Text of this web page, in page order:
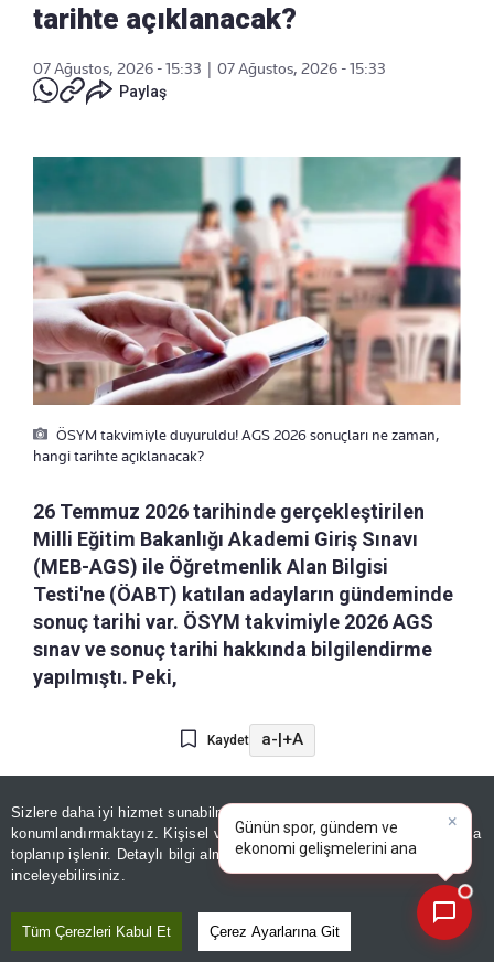
Sizlere daha iyi hizmet sunabilmek adına sitemizde
konumlandırmaktayız. Kişisel verileriniz, KVKK ve GDPR kapsamında
toplanıp işlenir. Detaylı bilgi almak içinAydınlatma Metnimizi
inceleyebilirsiniz.
Tüm Çerezleri Kabul Et Çerez Ayarlarına Git
tarihte açıklanacak?
07 Ağustos, 2026 - 15:33
07 Ağustos, 2026 - 15:33
Paylaş
ÖSYM takvimiyle duyuruldu! AGS 2026 sonuçları ne zaman,
hangi tarihte açıklanacak?
26 Temmuz 2026 tarihinde gerçekleştirilen
Milli Eğitim Bakanlığı Akademi Giriş Sınavı
(MEB-AGS) ile Öğretmenlik Alan Bilgisi
Testi'ne (ÖABT) katılan adayların gündeminde
sonuç tarihi var. ÖSYM takvimiyle 2026 AGS
sınav ve sonuç tarihi hakkında bilgilendirme
yapılmıştı. Peki,
Kaydet a-|+A
2026 Milli Eğitim Bakanlığı Akademi Giriş Sınavı
(MEB-AGS), 26 Temmuz 2026 tarihinde Türkiye
genelinde yapıldı. Sınav telaşı yerini sonuç
heyecanına bıraktı. Adaylar AGS'den alacakları
puanlarla Değerlendirmelerin tamamlanması
×
Günün spor, gündem ve
ekonomi gelişmelerini analiz
edin!|